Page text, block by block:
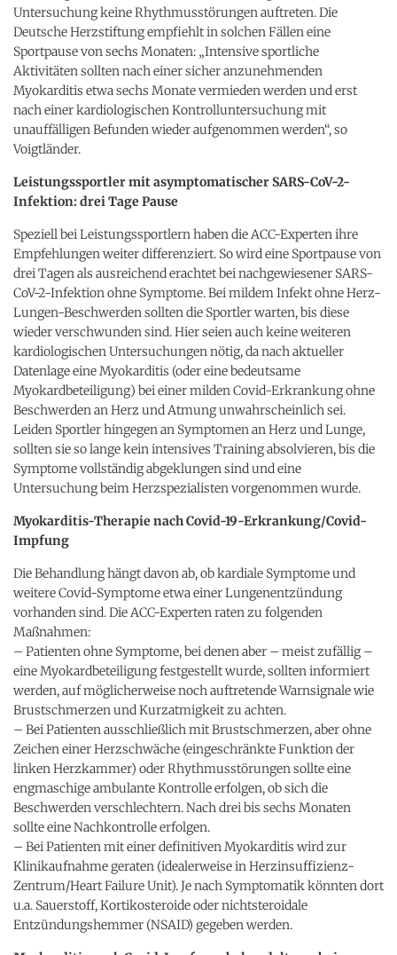
Untersuchung keine Rhythmusstörungen auftreten. Die
Deutsche Herzstiftung empfiehlt in solchen Fällen eine
Sportpause von sechs Monaten: „Intensive sportliche
Aktivitäten sollten nach einer sicher anzunehmenden
Myokarditis etwa sechs Monate vermieden werden und erst
nach einer kardiologischen Kontrolluntersuchung mit
unauffälligen Befunden wieder aufgenommen werden“, so
Voigtländer.
Leistungssportler mit asymptomatischer SARS-CoV-2-
Infektion: drei Tage Pause
Speziell bei Leistungssportlern haben die ACC-Experten ihre
Empfehlungen weiter differenziert. So wird eine Sportpause von
drei Tagen als ausreichend erachtet bei nachgewiesener SARS-
CoV-2-Infektion ohne Symptome. Bei mildem Infekt ohne Herz-
Lungen-Beschwerden sollten die Sportler warten, bis diese
wieder verschwunden sind. Hier seien auch keine weiteren
kardiologischen Untersuchungen nötig, da nach aktueller
Datenlage eine Myokarditis (oder eine bedeutsame
Myokardbeteiligung) bei einer milden Covid-Erkrankung ohne
Beschwerden an Herz und Atmung unwahrscheinlich sei.
Leiden Sportler hingegen an Symptomen an Herz und Lunge,
sollten sie so lange kein intensives Training absolvieren, bis die
Symptome vollständig abgeklungen sind und eine
Untersuchung beim Herzspezialisten vorgenommen wurde.
Myokarditis-Therapie nach Covid-19-Erkrankung/Covid-
Impfung
Die Behandlung hängt davon ab, ob kardiale Symptome und
weitere Covid-Symptome etwa einer Lungenentzündung
vorhanden sind. Die ACC-Experten raten zu folgenden
Maßnahmen:
– Patienten ohne Symptome, bei denen aber – meist zufällig –
eine Myokardbeteiligung festgestellt wurde, sollten informiert
werden, auf möglicherweise noch auftretende Warnsignale wie
Brustschmerzen und Kurzatmigkeit zu achten.
– Bei Patienten ausschließlich mit Brustschmerzen, aber ohne
Zeichen einer Herzschwäche (eingeschränkte Funktion der
linken Herzkammer) oder Rhythmusstörungen sollte eine
engmaschige ambulante Kontrolle erfolgen, ob sich die
Beschwerden verschlechtern. Nach drei bis sechs Monaten
sollte eine Nachkontrolle erfolgen.
– Bei Patienten mit einer definitiven Myokarditis wird zur
Klinikaufnahme geraten (idealerweise in Herzinsuffizienz-
Zentrum/Heart Failure Unit). Je nach Symptomatik könnten dort
u.a. Sauerstoff, Kortikosteroide oder nichtsteroidale
Entzündungshemmer (NSAID) gegeben werden.